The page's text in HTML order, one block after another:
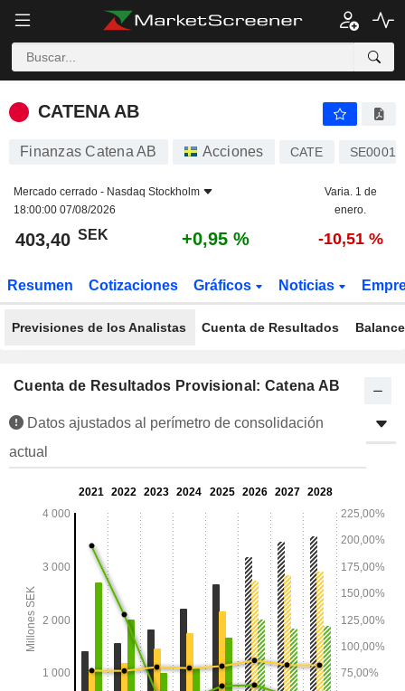
CATENA AB
CATENA AB
Finanzas Catena AB Acciones CATE
Mercado cerrado - Nasdaq Stockholm
18:00:00 07/08/2026
Varia. 1 de
enero.
403,40 SEK +0,95 % -10,51 %
Resumen Cotizaciones Gráficos Noticias
Previsiones de los Analistas Cuenta de Resultados Balance
Cuenta de Resultados Provisional: Catena AB
Datos ajustados al perímetro de consolidación
actual